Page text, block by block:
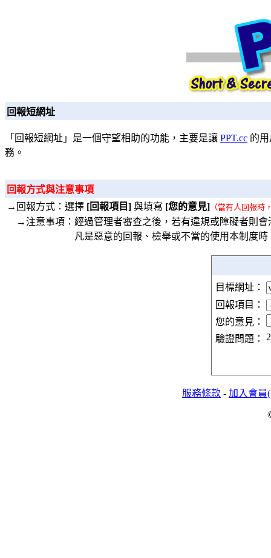
回報短網址
「回報短網址」是一個守望相助的功能，主要是讓 PPT.cc 的
務。
回報方式與注意事項
→回報方式：選擇 [回報項目] 與填寫 [您的意見] （當有人回報時
→注意事項：經過管理者審查之後，若有違規或障礙者則
凡是惡意的回報、檢舉或不當的使用本制度時，
目標網址：
回報項目：
您的意見：
驗證問題：
服務條款 - 加入會員